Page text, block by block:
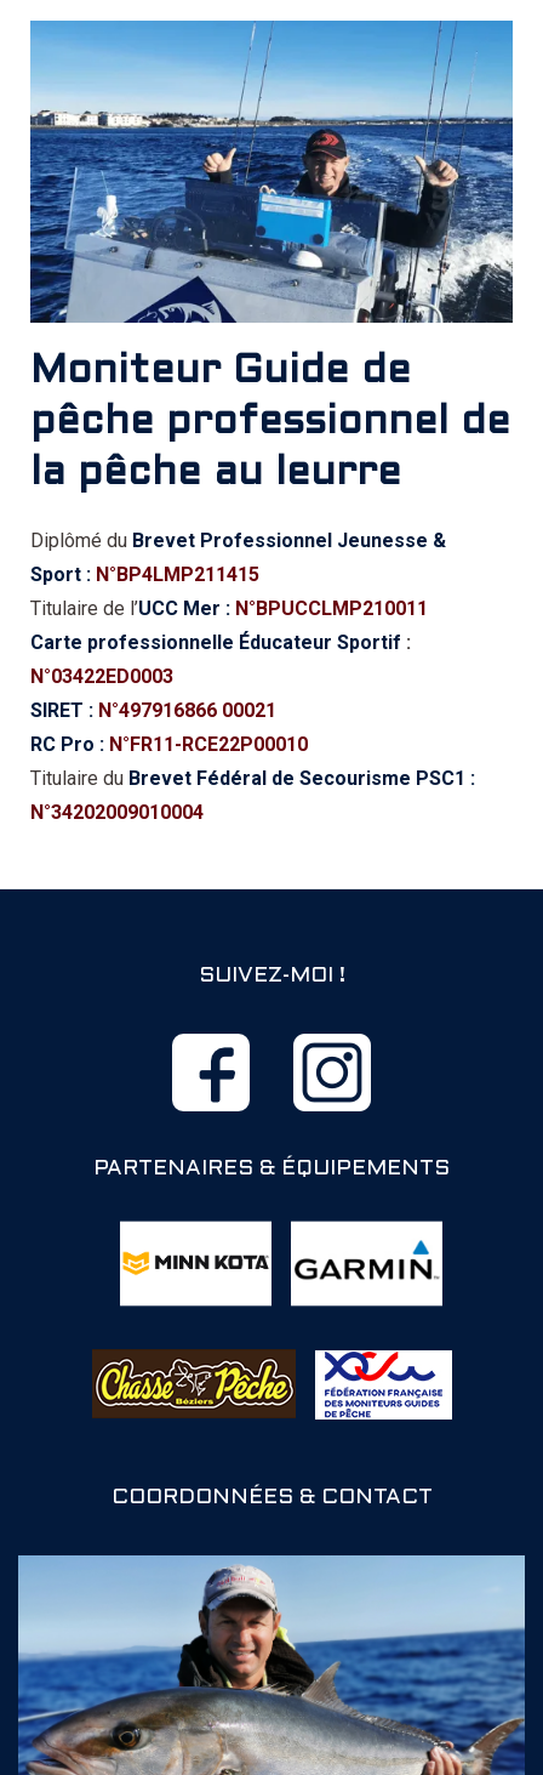
Moniteur Guide de
pêche professionnel de
la pêche au leurre
Diplômé du Brevet Professionnel Jeunesse &
Sport : N°BP4LMP211415
Titulaire de l’UCC Mer : N°BPUCCLMP210011
Carte professionnelle Éducateur Sportif :
N°03422ED0003
SIRET : N°497916866 00021
RC Pro : N°FR11-RCE22P00010
Titulaire du Brevet Fédéral de Secourisme PSC1 :
N°34202009010004
SUIVEZ-MOI !
PARTENAIRES & ÉQUIPEMENTS
COORDONNÉES & CONTACT